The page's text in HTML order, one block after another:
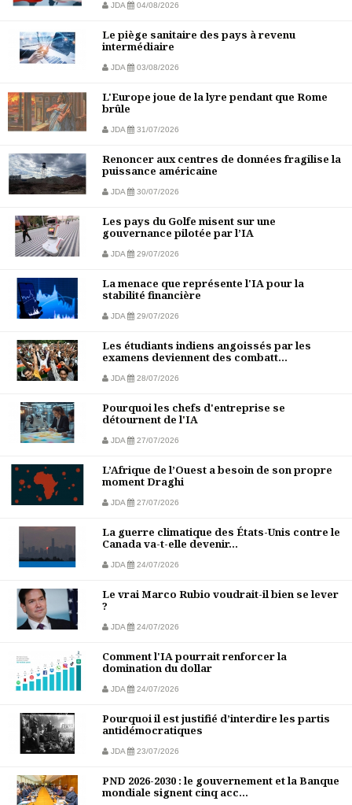
JDA 04/08/2026
Le piège sanitaire des pays à revenu
intermédiaire
JDA 03/08/2026
L'Europe joue de la lyre pendant que Rome
brûle
JDA 31/07/2026
Renoncer aux centres de données fragilise la
puissance américaine
JDA 30/07/2026
Les pays du Golfe misent sur une
gouvernance pilotée par l’IA
JDA 29/07/2026
La menace que représente l'IA pour la
stabilité financière
JDA 29/07/2026
Les étudiants indiens angoissés par les
examens deviennent des combatt...
JDA 28/07/2026
Pourquoi les chefs d'entreprise se
détournent de l'IA
JDA 27/07/2026
L’Afrique de l’Ouest a besoin de son propre
moment Draghi
JDA 27/07/2026
La guerre climatique des États-Unis contre le
Canada va-t-elle devenir...
JDA 24/07/2026
Le vrai Marco Rubio voudrait-il bien se lever
?
JDA 24/07/2026
Comment l'IA pourrait renforcer la
domination du dollar
JDA 24/07/2026
Pourquoi il est justifié d’interdire les partis
antidémocratiques
JDA 23/07/2026
PND 2026-2030 : le gouvernement et la Banque
mondiale signent cinq acc...